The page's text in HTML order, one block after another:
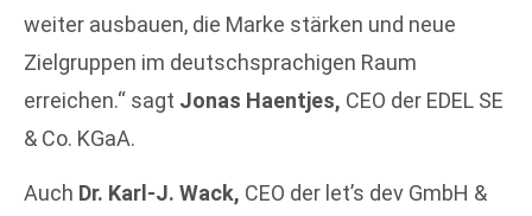
weiter ausbauen, die Marke stärken und neue
Zielgruppen im deutschsprachigen Raum
erreichen.“ sagt Jonas Haentjes, CEO der EDEL SE
& Co. KGaA.
Auch Dr. Karl-J. Wack, CEO der let’s dev GmbH &